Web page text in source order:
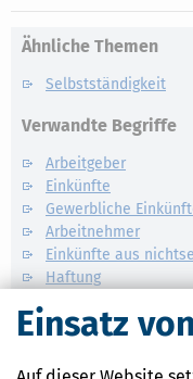
Einsatz
Ähnliche Themen
Selbstständigkeit
Verwandte Begriffe
Arbeitgeber
Einkünfte
Gewerbliche
Arbeitnehmer
Einkünfte aus
Haftung